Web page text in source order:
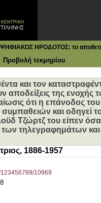
όλα τα σημεία του
συμπαθειών
του
ΨΗΦΙΑΚΟΣ ΗΡΟΔΟΤΟΣ: το
Προβολή τεκμηρίου
και τον
αποδείξεις της
ότι η επάνοδος
και οδηγεί
Τζώρτζ του είπεν
τηλεγραφημάτων και
1886-1957
10969